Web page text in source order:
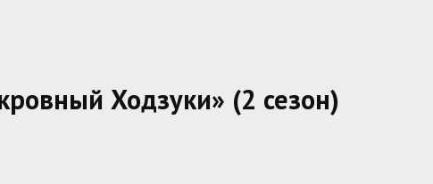
Ходзуки» (2 сезон)